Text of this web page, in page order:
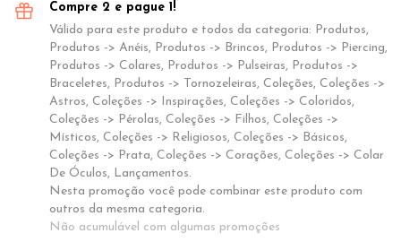
Compre 2 e pague 1!
Válido para este produto e todos da categoria: Produtos,
Produtos -> Anéis, Produtos -> Brincos, Produtos -> Piercing,
Produtos -> Colares, Produtos -> Pulseiras, Produtos ->
Braceletes, Produtos -> Tornozeleiras, Coleções, Coleções ->
Astros, Coleções -> Inspirações, Coleções -> Coloridos,
Coleções -> Pérolas, Coleções -> Filhos, Coleções ->
Místicos, Coleções -> Religiosos, Coleções -> Básicos,
Coleções -> Prata, Coleções -> Corações, Coleções -> Colar
De Óculos, Lançamentos.
Nesta promoção você pode combinar este produto com
outros da mesma categoria.
Não acumulável com algumas promoções